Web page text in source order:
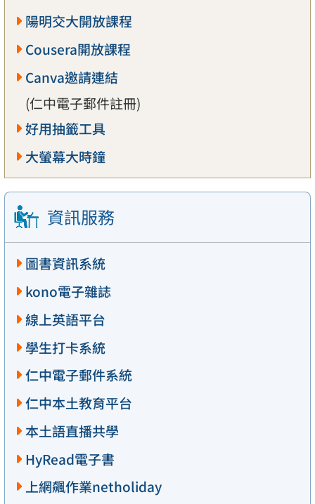
陽明交大開放課程
Cousera開放課程
Canva邀請連結
(仁中電子郵件註冊)
好用抽籤工具
大螢幕大時鐘
資訊服務
圖書資訊系統
kono電子雜誌
線上英語平台
學生打卡系統
仁中電子郵件系統
仁中本土教育平台
本土語直播共學
HyRead電子書
上網飆作業netholiday